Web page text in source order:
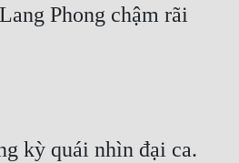
Phong chậm rãi
kỳ quái nhìn đại ca.